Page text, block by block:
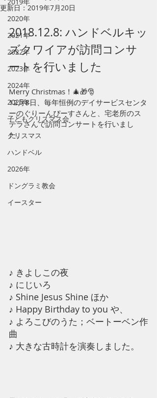
2020年
2021年
2022年
2023年
2024年
2025年
子どもクリスマス会
クリスマス
ハンドベル
2026年
ドングラミ教会
イースター
更新日：2019年7月20日
2018.12.8: ハンドベルキッ
ズクワイアが訪問コンサ
ートを行いました
Merry Christmas！🎄🎁🎅
12月8日、毎年恒例のデイサービスセンタ
ーのぐりーんぴーすさんと、宅老所のス
テラさんで訪問コンサートを行いまし
た。
♪ きよしこの夜
♪ にじいろ
♪ Shine Jesus Shine ほか
♪ Happy Birthday to you や、
♪ よろこびのうた；ベートーベン作
曲
♪ 大きな古時計を演奏しました。